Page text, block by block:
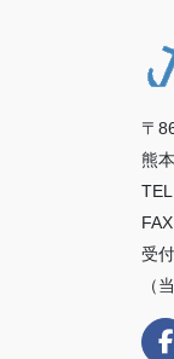
〒
熊
受
（